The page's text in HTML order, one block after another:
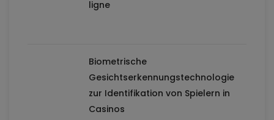
ligne
Biometrische
Gesichtserkennungstechnologie
zur Identifikation von Spielern in
Casinos